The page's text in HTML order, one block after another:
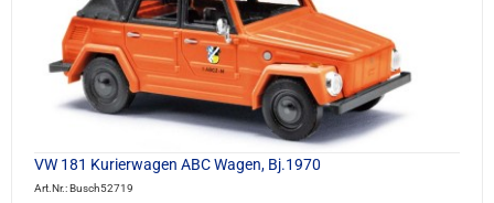
VW 181 Kurierwagen ABC Wagen, Bj.1970
Art.Nr.: Busch52719